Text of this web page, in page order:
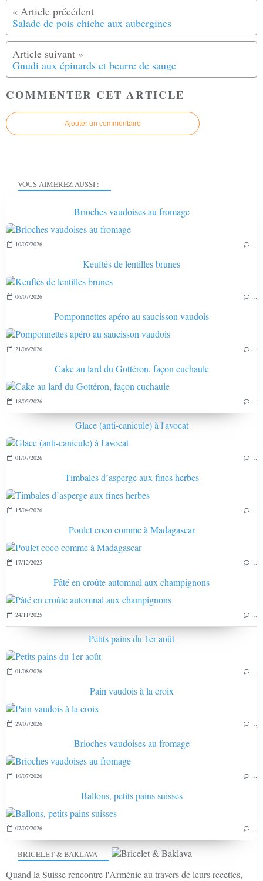
Salade de pois chiche aux aubergines
Gnudi aux épinards et beurre de sauge
COMMENTER CET ARTICLE
Ajouter un commentaire
BRICELET & BAKLAVA
Quand la Suisse rencontre l'Arménie au travers de leurs recettes,
VOUS AIMEREZ AUSSI :
Brioches vaudoises au fromage
10/07/2026
Keuftés de lentilles brunes
06/07/2026
Pomponnettes apéro au saucisson vaudois
21/06/2026
Cake au lard du Gottéron, façon cuchaule
18/05/2026
Glace (anti-canicule) à l'avocat
01/07/2026
Timbales d’asperge aux fines herbes
15/04/2026
Poulet coco comme à Madagascar
17/12/2025
Pâté en croûte automnal aux champignons
24/11/2025
Petits pains du 1er août
01/08/2026
Pain vaudois à la croix
29/07/2026
Brioches vaudoises au fromage
10/07/2026
Ballons, petits pains suisses
07/07/2026